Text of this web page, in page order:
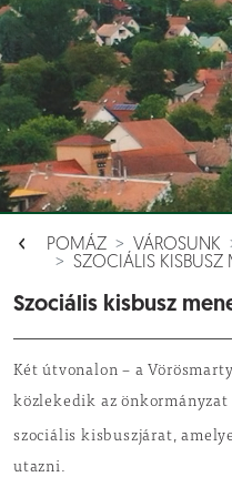
POMÁZ VÁROSUNK
SZOCIÁLIS KISBUSZ
Szociális kisbusz
Két útvonalon – a
közlekedik az
szociális kisbuszjárat,
utazni.
Események []
Dokumentumok [ ]
Aloldalak []